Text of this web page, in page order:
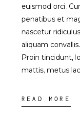
euismod orci.
penatibus et
nascetur
aliquam
Proin tincidunt,
mattis, metus
READ MORE